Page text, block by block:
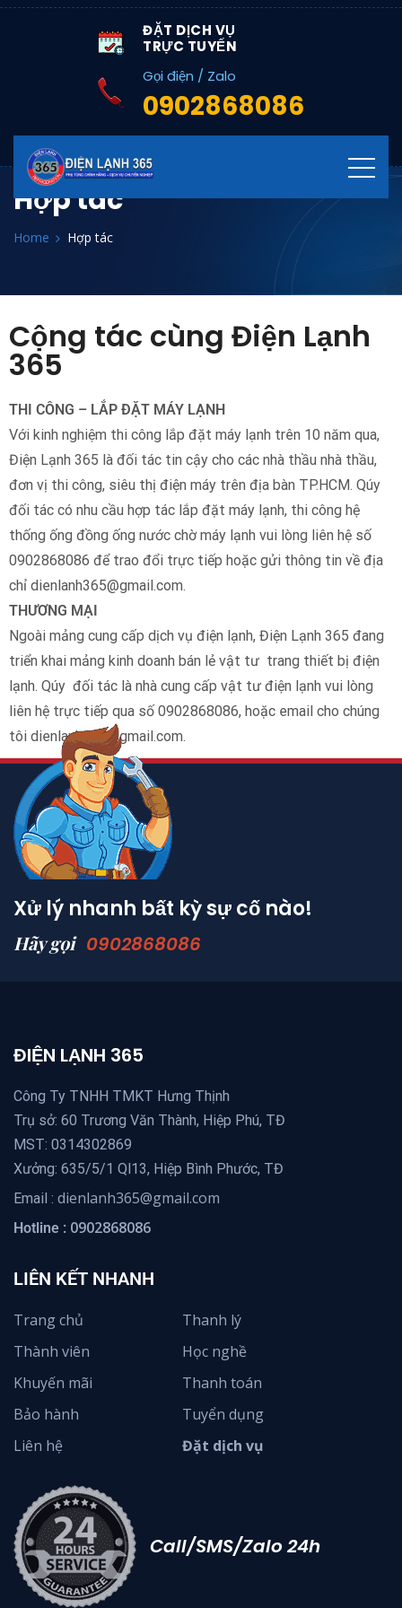
ĐẶT DỊCH VỤ
TRỰC TUYẾN
Gọi điện / Zalo
0902868086
Hợp tác
Home Hợp tác
Cộng tác cùng Điện Lạnh
365
THI CÔNG – LẮP ĐẶT MÁY LẠNH
Với kinh nghiệm thi công lắp đặt máy lạnh trên 10 năm qua,
Điện Lạnh 365 là đối tác tin cậy cho các nhà thầu nhà thầu,
đơn vị thi công, siêu thị điện máy trên địa bàn TP.HCM. Qúy
đối tác có nhu cầu hợp tác lắp đặt máy lạnh, thi công hệ
thống ống đồng ống nước chờ máy lạnh vui lòng liên hệ số
0902868086 để trao đổi trực tiếp hoặc gửi thông tin về địa
chỉ dienlanh365@gmail.com.
THƯƠNG MẠI
Ngoài mảng cung cấp dịch vụ điện lạnh, Điện Lạnh 365 đang
triển khai mảng kinh doanh bán lẻ vật tư trang thiết bị điện
lạnh. Qúy đối tác là nhà cung cấp vật tư điện lạnh vui lòng
liên hệ trực tiếp qua số 0902868086, hoặc email cho chúng
tôi dienlanh365@gmail.com.
Xử lý nhanh bất kỳ sự cố nào!
Hãy gọi 0902868086
ĐIỆN LẠNH 365
Công Ty TNHH TMKT Hưng Thịnh
Trụ sở: 60 Trương Văn Thành, Hiệp Phú, TĐ
MST: 0314302869
Xưởng: 635/5/1 Ql13, Hiệp Bình Phước, TĐ
Email : dienlanh365@gmail.com
Hotline : 0902868086
LIÊN KẾT NHANH
Trang chủ
Thành viên
Khuyến mãi
Bảo hành
Liên hệ
Thanh lý
Học nghề
Thanh toán
Tuyển dụng
Đặt dịch vụ
Call/SMS/Zalo 24h